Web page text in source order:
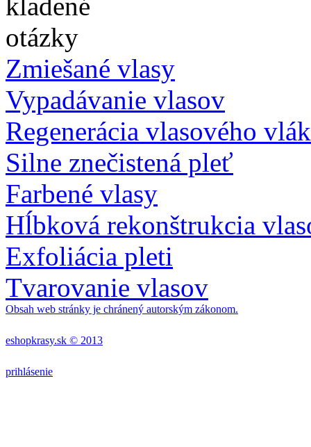
Zmiešané vlasy
Vypadávanie vlasov
Regenerácia vlasového
Silne znečistená pleť
Farbené vlasy
Hĺbková rekonštrukcia
Exfoliácia pleti
Tvarovanie vlasov
Obsah web stránky je chránený autorským zákonom.
eshopkrasy.sk © 2013
prihlásenie